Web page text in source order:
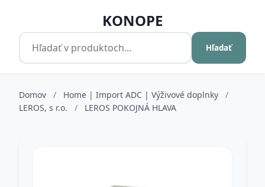
KONOPE
Hľadať
Domov / Home | Import ADC | Výživové doplnky
/
LEROS, s r.o.
/ LEROS POKOJNÁ HLAVA